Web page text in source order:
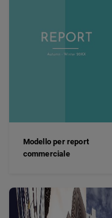
Modello per report
commerciale